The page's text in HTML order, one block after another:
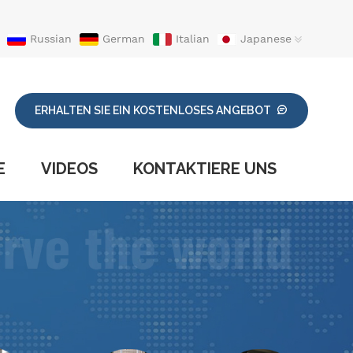
Russian German Italian Japanese
ERHALTEN SIE EIN KOSTENLOSES ANGEBOT
VIDEOS KONTAKTIERE UNS